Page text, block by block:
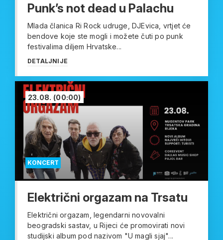
Punk’s not dead u Palachu
Mlada članica Ri Rock udruge, DJEvica, vrtjet će
bendove koje ste mogli i možete čuti po punk
festivalima diljem Hrvatske...
DETALJNIJE
KONCERT
23.08. (00:00)
Električni orgazam na Trsatu
Električni orgazam, legendarni novovalni
beogradski sastav, u Rijeci će promovirati novi
studijski album pod nazivom "U magli sjaj"...